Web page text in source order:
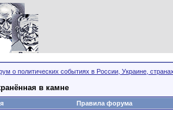
о политических событиях в России, Украине,
в камне
Правила форума